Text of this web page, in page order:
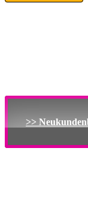
>>